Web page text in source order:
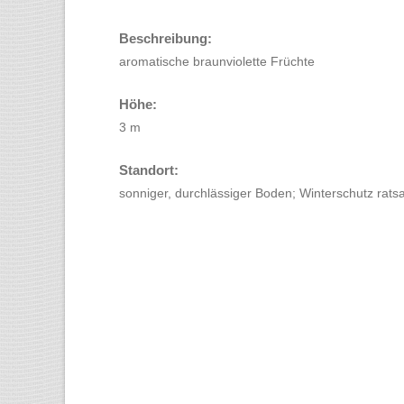
Beschreibung:
aromatische braunviolette Früchte
Höhe:
3 m
Standort:
sonniger, durchlässiger Boden; Winterschutz